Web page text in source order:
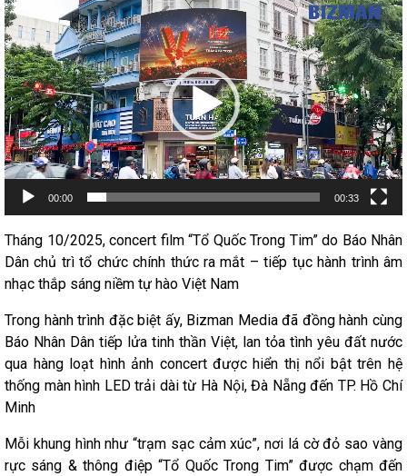
chơi
Video
00:00 00:33
Tháng 10/2025, concert film “Tổ Quốc Trong Tim” do Báo Nhân
Dân chủ trì tổ chức chính thức ra mắt – tiếp tục hành trình âm
nhạc thắp sáng niềm tự hào Việt Nam
Trong hành trình đặc biệt ấy, Bizman Media đã đồng hành cùng
Báo Nhân Dân tiếp lửa tinh thần Việt, lan tỏa tình yêu đất nước
qua hàng loạt hình ảnh concert được hiển thị nổi bật trên hệ
thống màn hình LED trải dài từ Hà Nội, Đà Nẵng đến TP. Hồ Chí
Minh
Mỗi khung hình như “trạm sạc cảm xúc”, nơi lá cờ đỏ sao vàng
rực sáng & thông điệp “Tổ Quốc Trong Tim” được chạm đến